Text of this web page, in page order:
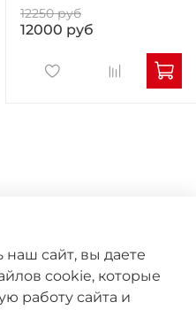
12250 руб
12000 руб
наш сайт, вы даете
cookie, которые
работу сайта и